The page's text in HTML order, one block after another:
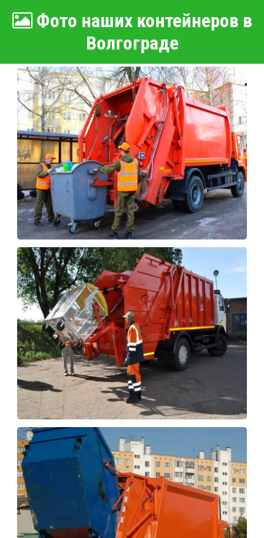
Фото наших контейнеров в
Волгограде